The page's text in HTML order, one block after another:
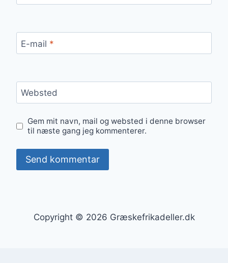
E-mail *
Websted
Gem mit navn, mail og websted i denne browser
til næste gang jeg kommenterer.
Copyright © 2026 Græskefrikadeller.dk